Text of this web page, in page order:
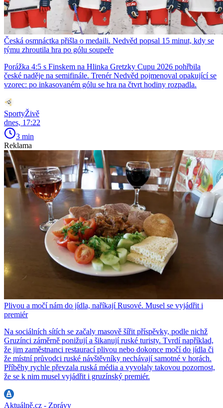
Česká osmnáctka přišla o medaili. Nedvěd popsal 15 minut, kdy se
týmu zhroutila hra po gólu soupeře
Porážka 4:5 s Finskem na Hlinka Gretzky Cupu 2026 pohřbila
české naděje na semifinále. Trenér Nedvěd pojmenoval opakující se
vzorec: po inkasovaném gólu se hra na čtvrt hodiny rozpadla.
SportyŽivě
dnes, 17:22
3 min
Reklama
Plivou a močí nám do jídla, naříkají Rusové. Musel se vyjádřit i
premiér
Na sociálních sítích se začaly masově šířit příspěvky, podle nichž
Gruzínci záměrně ponižují a šikanují ruské turisty. Tvrdí například,
že jim zaměstnanci restaurací plivou nebo dokonce močí do jídla či
že místní průvodci ruské návštěvníky nechávají samotné v horách.
Příběhy rychle převzala ruská média a vyvolaly takovou pozornost,
že se k nim musel vyjádřit i gruzínský premiér.
Aktuálně.cz - Zprávy